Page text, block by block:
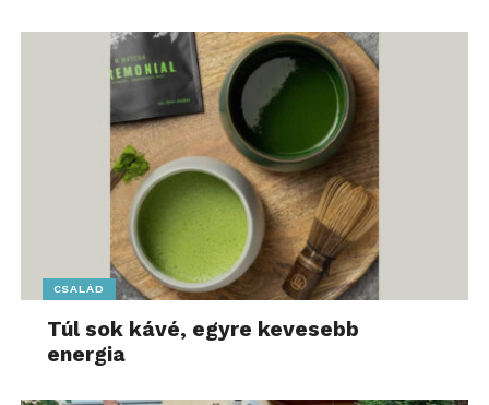
CSALÁD
Túl sok kávé, egyre kevesebb
energia